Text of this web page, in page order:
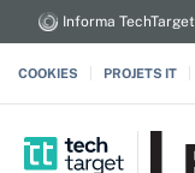
Informa TechTarget
COOKIES PROJETS IT